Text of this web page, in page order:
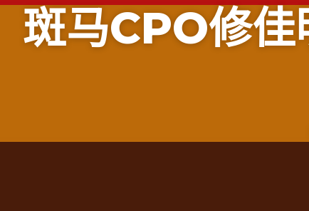
斑马CPO修